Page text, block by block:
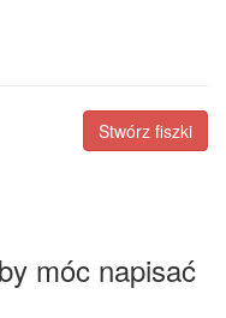
Stwórz fiszki
móc napisać